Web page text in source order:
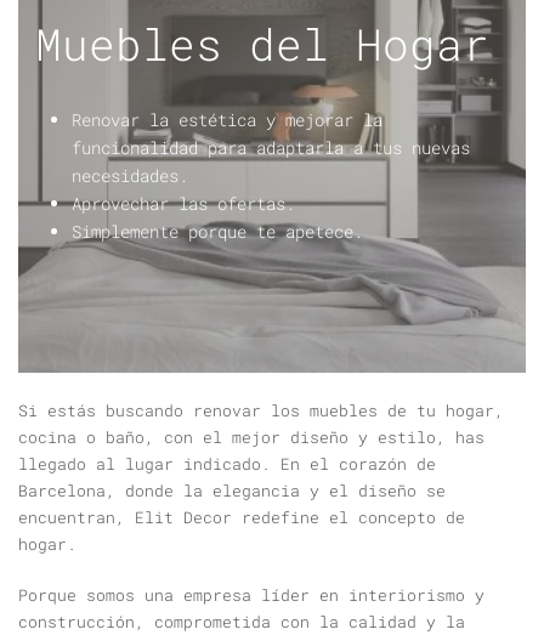
Muebles del Hogar
Renovar la estética y mejorar la
funcionalidad para adaptarla a tus nuevas
necesidades.
Aprovechar las ofertas.
Simplemente porque te apetece.
Si estás buscando renovar los muebles de tu hogar,
cocina o baño, con el mejor diseño y estilo, has
llegado al lugar indicado. En el corazón de
Barcelona, donde la elegancia y el diseño se
encuentran, Elit Decor redefine el concepto de
hogar.
Porque somos una empresa líder en interiorismo y
construcción, comprometida con la calidad y la